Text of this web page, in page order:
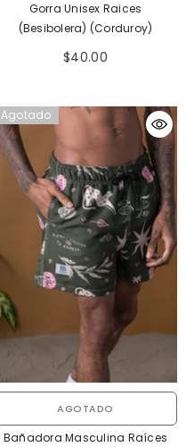
Gorra Unisex Raices
(Besibolera) (Corduroy)
$40.00
Agotado
AGOTADO
Bañadora Masculina Raíces